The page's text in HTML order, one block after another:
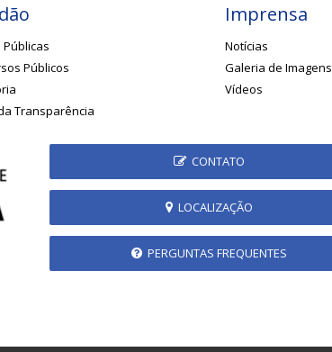
Públicas
Públicos
Transparência
Imprensa
Notícias
Galeria de Imagens
Vídeos
CONTATO
LOCALIZAÇÃO
PERGUNTAS FREQUENTES